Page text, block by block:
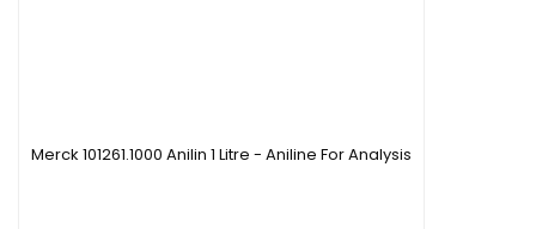
Merck 101261.1000 Anilin 1 Litre - Aniline For Analysis